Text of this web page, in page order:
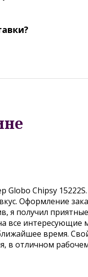
Globo Chipsy
Оформление
я получил
все интересующие
время.
в отличном